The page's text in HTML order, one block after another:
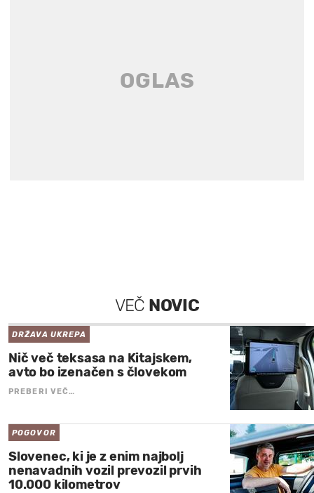
VEČ NOVIC
DRŽAVA UKREPA
Nič več teksasa na Kitajskem,
avto bo izenačen s človekom
PREBERI VEČ…
POGOVOR
Slovenec, ki je z enim najbolj
nenavadnih vozil prevozil prvih
10.000 kilometrov